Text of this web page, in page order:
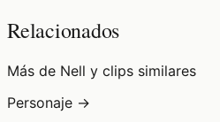
Relacionados
Más de Nell y clips similares
Personaje →